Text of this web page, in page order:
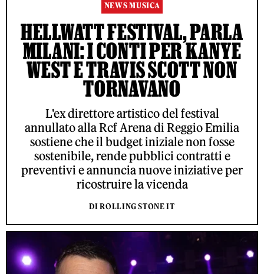
NEWS MUSICA
HELLWATT FESTIVAL, PARLA
MILANI: I CONTI PER KANYE
WEST E TRAVIS SCOTT NON
TORNAVANO
L'ex direttore artistico del festival
annullato alla Rcf Arena di Reggio Emilia
sostiene che il budget iniziale non fosse
sostenibile, rende pubblici contratti e
preventivi e annuncia nuove iniziative per
ricostruire la vicenda
DI ROLLING STONE IT